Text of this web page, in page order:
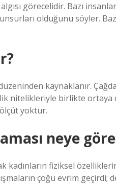
görecelidir. Bazı
olduğunu söyler.
kaynaklanır.
nitelikleriyle birlikte ortaya
yoktur.
neye
kadınların fiziksel
çoğu evrim